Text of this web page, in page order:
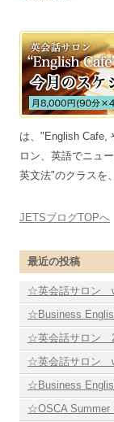
は、"English Cafe,
ロン、英語でニュ
英文法"のクラスを
JETSブログTOPへ
最近の投稿
☆英会話サロン
☆Business
☆英会話サロン
☆英会話サロン
☆Business
☆OSCA Summer